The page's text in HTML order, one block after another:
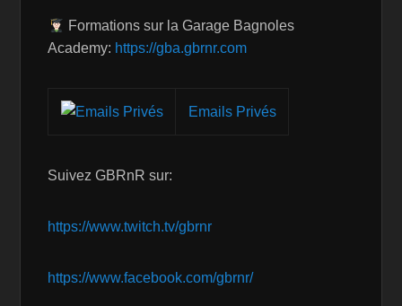
Formations sur la Garage Bagnoles
Academy: https://gba.gbrnr.com
Emails Privés
Suivez GBRnR sur:
https://www.twitch.tv/gbrnr
https://www.facebook.com/gbrnr/